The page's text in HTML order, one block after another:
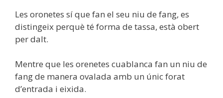
Les oronetes sí que fan el seu niu de fang, es
distingeix perquè té forma de tassa, està obert
per dalt.
Mentre que les orenetes cuablanca fan un niu de
fang de manera ovalada amb un únic forat
d’entrada i eixida.